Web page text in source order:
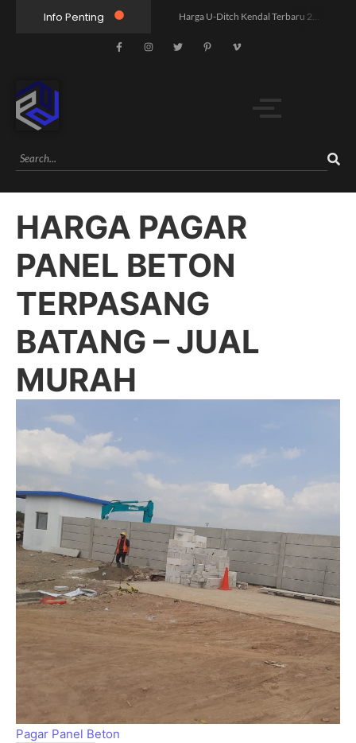
Info Penting Harga U-Ditch Kendal Terbaru 2026 | Supplier Precast Berkualitas Free Pengiriman
Jual Paving Block Semarang: Mana Lebih Unggul, Harga atau Kualitas?
Harga U Ditch 80x80x120: Pandangan Humanis yang Buka Mata Pasar
HARGA PAGAR
PANEL BETON
TERPASANG
BATANG – JUAL
MURAH
Pagar Panel Beton